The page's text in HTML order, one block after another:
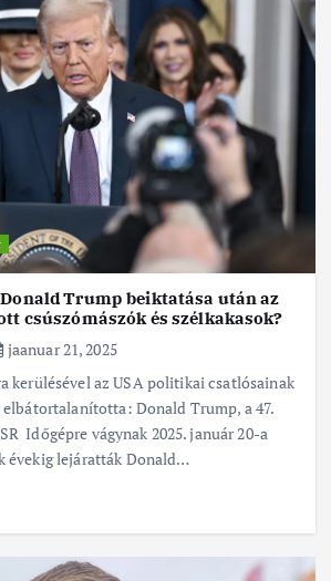
Trump beiktatása után az
csúszómászók és szélkakasok?
jaanuar 21, 2025
kerülésével az USA politikai csatlósainak
Donald Trump, a 47.
Időgépre vágynak 2025. január 20-a
évekig lejáratták Donald…